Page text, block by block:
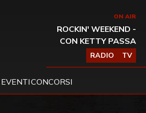
ON AIR
ROCKIN' WEEKEND -
CON KETTY PASSA
RADIO TV
EVENTICONCORSI